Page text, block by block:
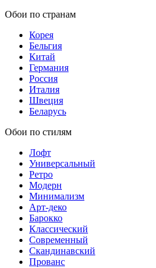
Обои по странам
Корея
Бельгия
Китай
Германия
Россия
Италия
Швеция
Беларусь
Обои по стилям
Лофт
Универсальный
Ретро
Модерн
Минимализм
Арт-деко
Барокко
Классический
Современный
Скандинавский
Прованс